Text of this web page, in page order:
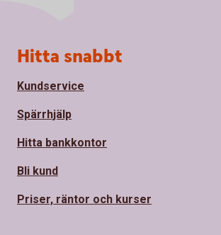
Sidfot
Hitta snabbt
Kundservice
Spärrhjälp
Hitta bankkontor
Bli kund
Priser, räntor och kurser